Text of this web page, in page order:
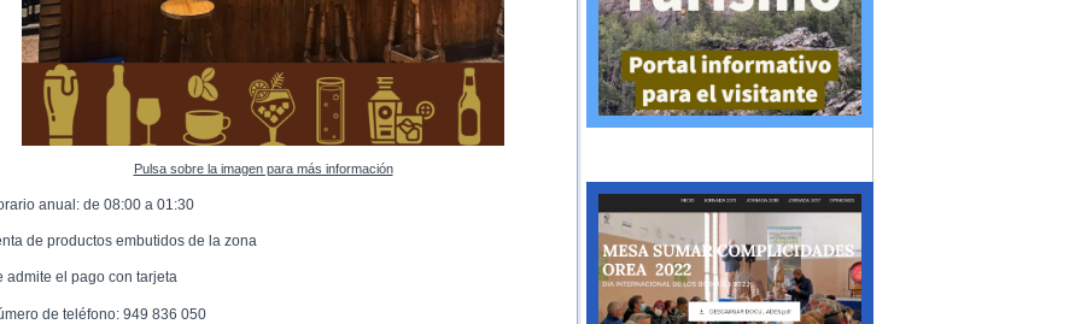
Pulsa sobre la imagen para más información
anual: de 08:00 a 01:30
de productos embutidos de la zona
admite el pago con tarjeta
de teléfono: 949 836 050